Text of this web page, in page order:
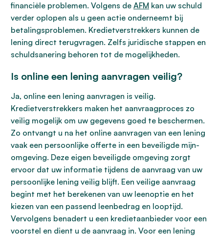
financiële problemen. Volgens de AFM kan uw schuld
verder oplopen als u geen actie onderneemt bij
betalingsproblemen. Kredietverstrekkers kunnen de
lening direct terugvragen. Zelfs juridische stappen en
schuldsanering behoren tot de mogelijkheden.
Is online een lening aanvragen veilig?
Ja, online een lening aanvragen is veilig.
Kredietverstrekkers maken het aanvraagproces zo
veilig mogelijk om uw gegevens goed te beschermen.
Zo ontvangt u na het online aanvragen van een lening
vaak een persoonlijke offerte in een beveiligde mijn-
omgeving. Deze eigen beveiligde omgeving zorgt
ervoor dat uw informatie tijdens de aanvraag van uw
persoonlijke lening veilig blijft. Een veilige aanvraag
begint met het berekenen van uw leenoptie en het
kiezen van een passend leenbedrag en looptijd.
Vervolgens benadert u een kredietaanbieder voor een
voorstel en dient u de aanvraag in. Voor een lening